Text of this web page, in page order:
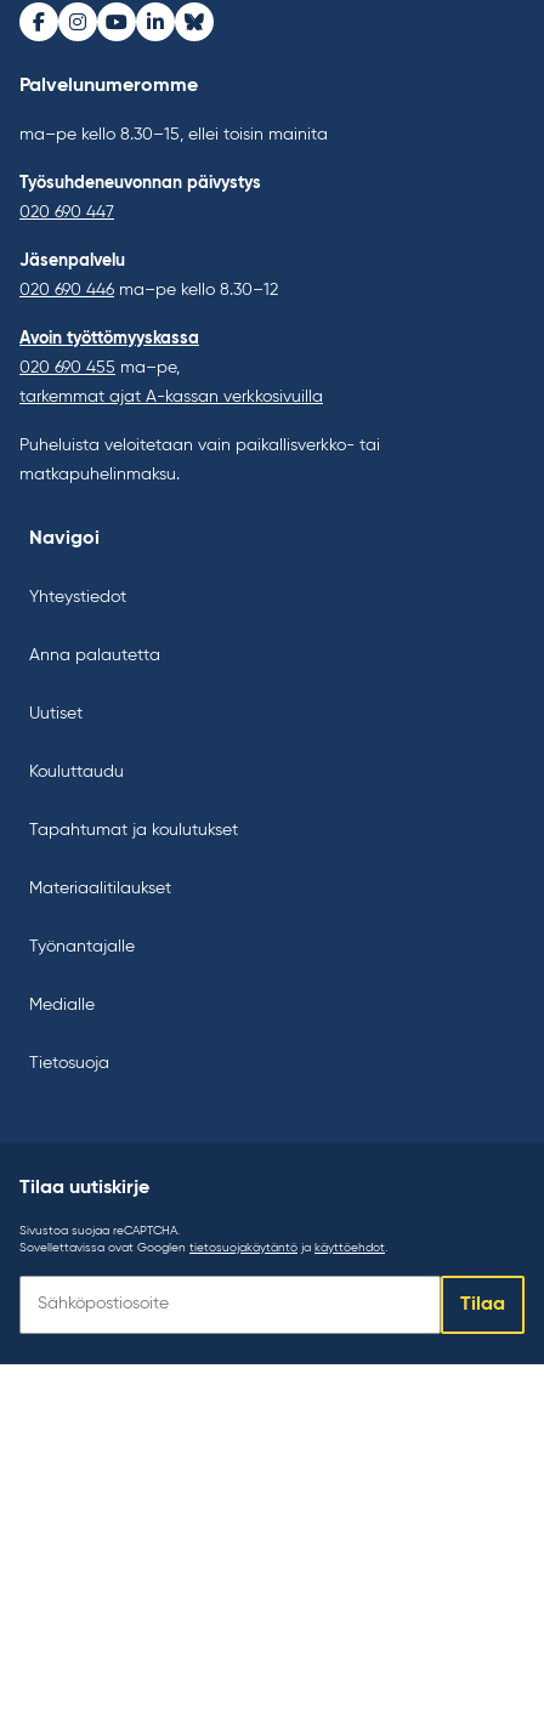
Facebook
Instagram
Youtube
LinkedInBluesky
Palvelunumeromme
ma–pe kello 8.30–15, ellei toisin mainita
Työsuhdeneuvonnan päivystys
020 690 447
Jäsenpalvelu
020 690 446 ma–pe kello 8.30–12
Avoin työttömyyskassa
020 690 455 ma–pe,
tarkemmat ajat A-kassan verkkosivuilla
Puheluista veloitetaan vain paikallisverkko- tai
matkapuhelinmaksu.
Navigoi
Yhteystiedot
Anna palautetta
Uutiset
Kouluttaudu
Tapahtumat ja koulutukset
Materiaalitilaukset
Työnantajalle
Medialle
Tietosuoja
Tilaa uutiskirje
Sivustoa suojaa reCAPTCHA.
Sovellettavissa ovat Googlen tietosuojakäytäntö ja käyttöehdot
uutiskirje:
Tilaa